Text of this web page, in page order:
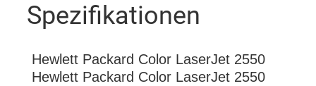
Spezifikationen
Hewlett Packard Color LaserJet 2550
Hewlett Packard Color LaserJet 2550